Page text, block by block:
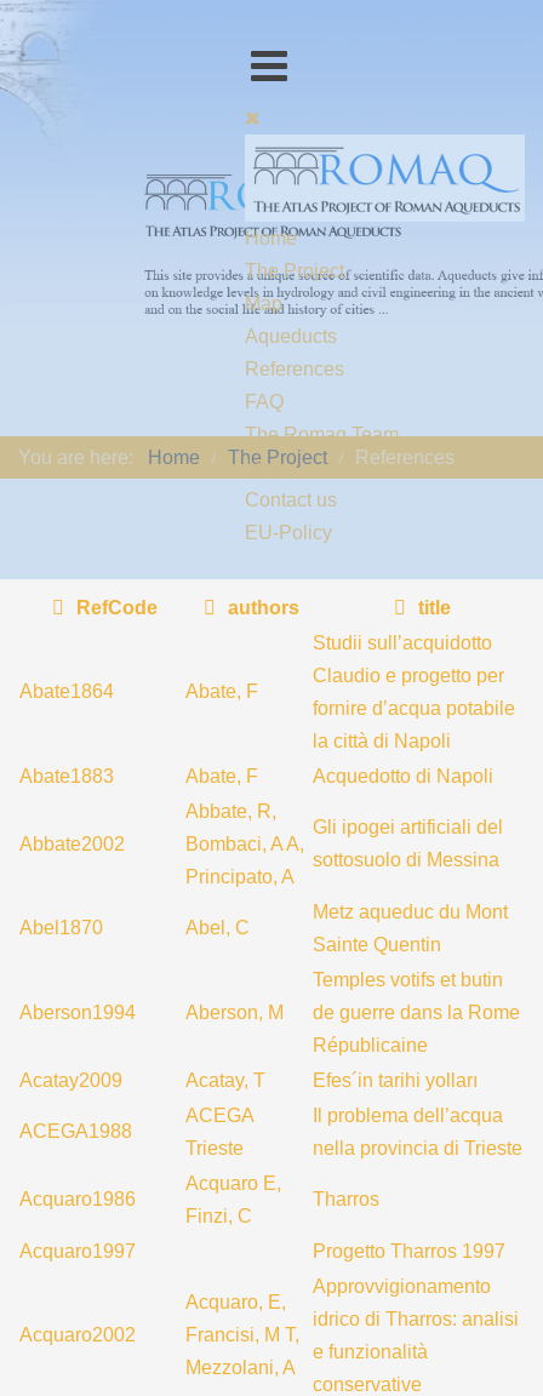
Home
The Project
Map
Aqueducts
References
FAQ
The Romaq Team
Links
Contact us
EU-Policy
You are here: Home The Project References
RefCode authors title
Abate1864 Abate, F
Studii sull’acquidotto
Claudio e progetto per
fornire d’acqua potabile
la città di Napoli
Abate1883
Abate, F Acquedotto di Napoli
Abbate2002
Abbate, R,
Bombaci, A A,
Principato, A
Gli ipogei artificiali del
sottosuolo di Messina
Abel1870 Abel, C
Metz aqueduc du Mont
Sainte Quentin
Aberson1994 Aberson, M
Temples votifs et butin
de guerre dans la Rome
Républicaine
Acatay2009
Acatay, T Efes´in tarihi yolları
ACEGA1988
ACEGA
Trieste
Il problema dell’acqua
nella provincia di Trieste
Acquaro1986
Acquaro E,
Finzi, C
Tharros
Acquaro1997 Progetto Tharros 1997
Acquaro2002
Acquaro, E,
Francisi, M T,
Mezzolani, A
Approvvigionamento
idrico di Tharros: analisi
e funzionalità
conservative